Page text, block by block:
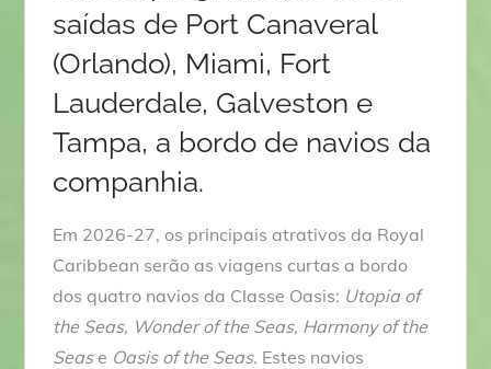
saídas de Port Canaveral
(Orlando), Miami, Fort
Lauderdale, Galveston e
Tampa, a bordo de navios da
companhia.
Em 2026-27, os principais atrativos da Royal
Caribbean serão as viagens curtas a bordo
dos quatro navios da Classe Oasis: Utopia of
the Seas, Wonder of the Seas, Harmony of the
Sease Oasis of the Seas. Estes navios